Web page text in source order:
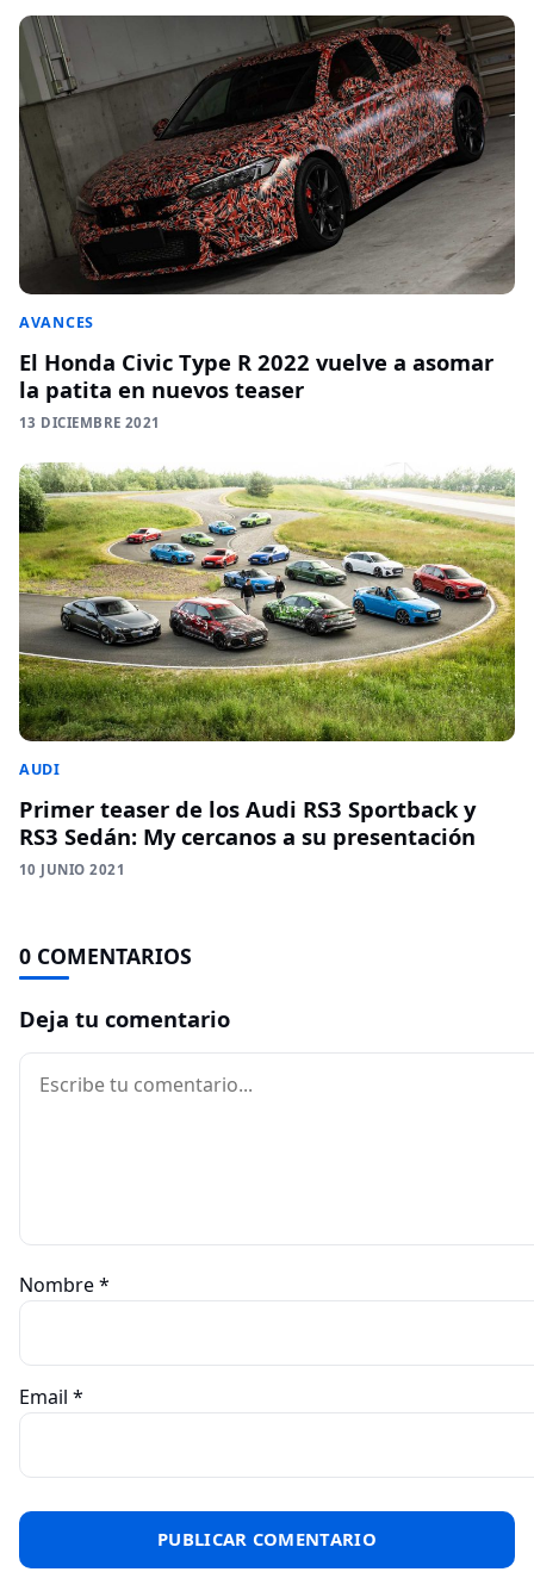
AVANCES
El Honda Civic Type R 2022 vuelve a asomar
la patita en nuevos teaser
13 DICIEMBRE 2021
AUDI
Primer teaser de los Audi RS3 Sportback y
RS3 Sedán: My cercanos a su presentación
10 JUNIO 2021
0 COMENTARIOS
Deja tu comentario
Comentario
Nombre*
Email *